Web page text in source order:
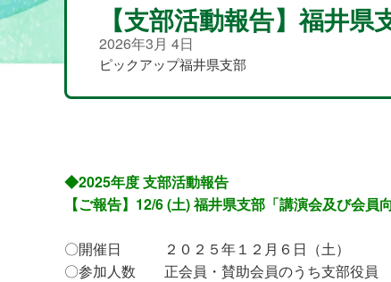
【支部活動報告】福井
2026年3月 4日
ピックアップ福井県支部
◆2025年度 支部活動報告
【ご報告】12/6(土) 福井県支部「講演会及び会員
〇開催日 ２０２５年１２月６日（土）
〇参加人数 正会員・賛助会員のうち支部役員